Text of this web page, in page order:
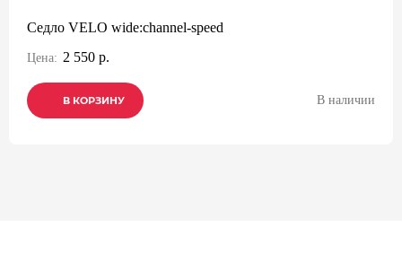
Седло VELO wide:channel-speed
Цена: 2 550 р.
В КОРЗИНУ
В КОРЗИНУ
В КОРЗИНУ В наличии